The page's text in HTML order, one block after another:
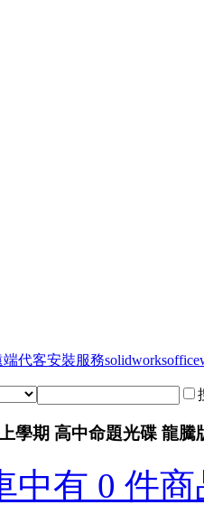
端代客安裝服務solidworksoffice
學期 高中命題光碟 龍
中有 0 件